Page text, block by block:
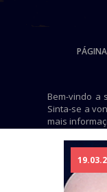
Bem-vindo a
Sinta-se a
mais